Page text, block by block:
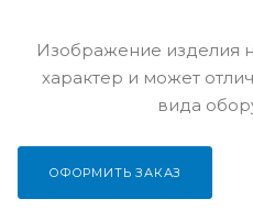
Изображение изделия
характер и может
вида
ОФОРМИТЬ ЗАКАЗ